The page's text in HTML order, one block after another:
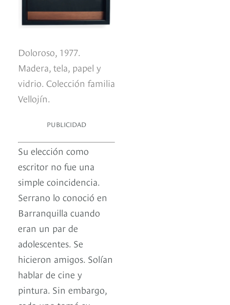
Doloroso, 1977.
Madera, tela, papel y
vidrio. Colección familia
Vellojín.
PUBLICIDAD
Su elección como
escritor no fue una
simple coincidencia.
Serrano lo conoció en
Barranquilla cuando
eran un par de
adolescentes. Se
hicieron amigos. Solían
hablar de cine y
pintura. Sin embargo,